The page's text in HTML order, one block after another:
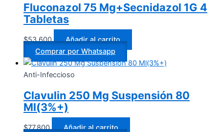
Fluconazol 75 Mg+Secnidazol 1G 4
Tabletas
$53.600
Añadir al carrito
Comprar por Whatsapp
Anti-Infeccioso
Clavulin 250 Mg Suspensión 80
Ml(3%+)
$77.800
Añadir al carrito